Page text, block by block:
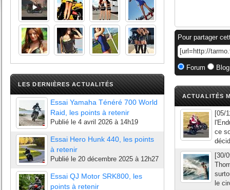
LES DERNIÈRES ACTUALITÉS
Essai Yamaha Ténéré 700 World
Raid, les points à retenir
Publié le 4 avril 2026 à 14h19
Essai Hero Hunk 440, les points
à retenir
Publié le 20 décembre 2025 à 12h27
Essai QJ Motor SRK800, les
points à retenir
Pour partager
Forum
ACTUALITÉS
[05/
ce
[30/
le